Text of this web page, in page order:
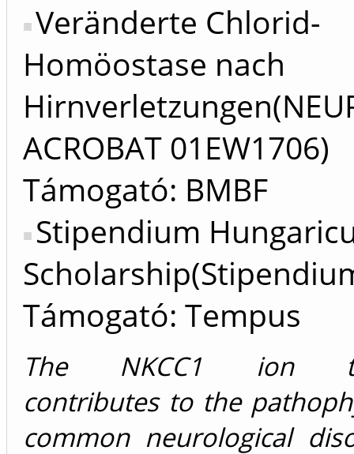
Veränderte Chlorid-
Homöostase nach
ACROBAT 01EW1706)
Támogató: BMBF
Stipendium
Támogató: Tempus
The NKCC1 ion
contributes to the
common neurological